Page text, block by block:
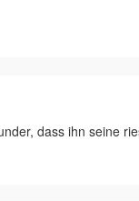
dass ihn seine